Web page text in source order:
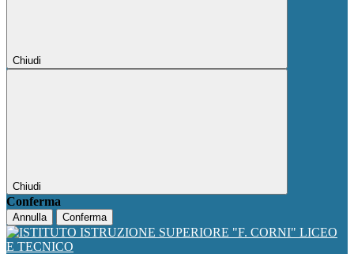
Chiudi
Chiudi
Conferma
Annulla Conferma